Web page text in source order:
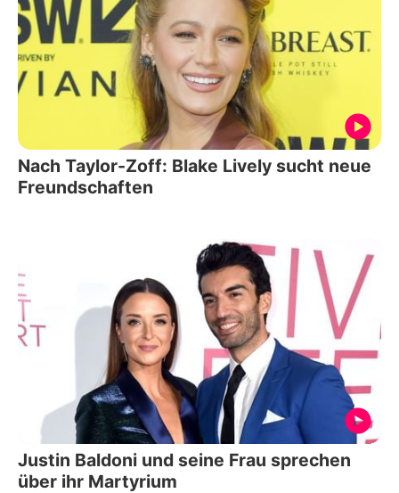
Nach Taylor-Zoff: Blake Lively sucht neue
Freundschaften
Justin Baldoni und seine Frau sprechen
über ihr Martyrium